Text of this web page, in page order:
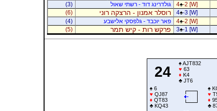
4♠-2 [W] גולדרינג דוד - רשתי שאול
(3)
4♠-3 [W] רוסלר אמנון - הרצקה רוני
(6)
4♠-2 [W] פאר יוכבד - גלפסקי אלישבע
(4)
3♠-1 [W] פרקש רות - קיש תמר (5)
24
♠AJT832
♥ 63
♦ K4
♣JT6
♠6
♥ QJ87
♦ QT83
♣KQ43
♠
♥
♦
♣